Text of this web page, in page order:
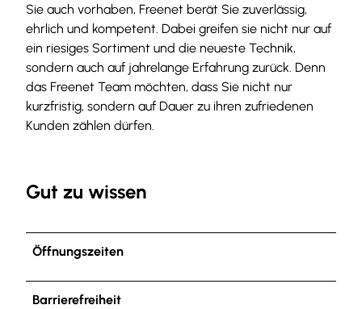
Sie auch vorhaben, Freenet berät Sie zuverlässig,
ehrlich und kompetent. Dabei greifen sie nicht nur auf
ein riesiges Sortiment und die neueste Technik,
sondern auch auf jahrelange Erfahrung zurück. Denn
das Freenet Team möchten, dass Sie nicht nur
kurzfristig, sondern auf Dauer zu ihren zufriedenen
Kunden zählen dürfen.
Gut zu wissen
Öffnungszeiten
Barrierefreiheit